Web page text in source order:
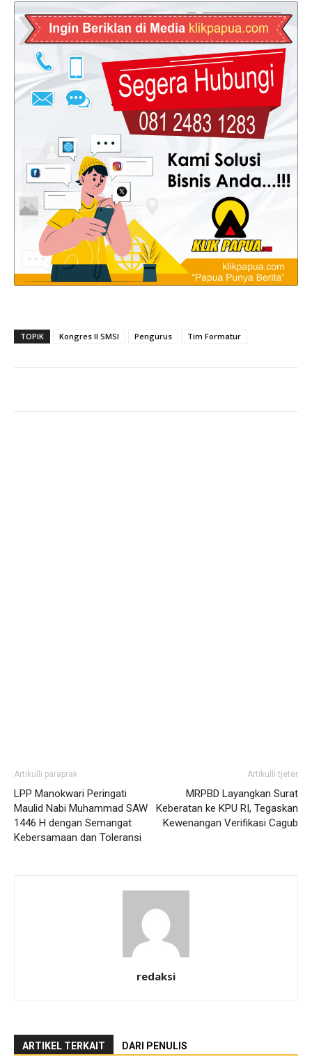
TOPIK Kongres II SMSI Pengurus Tim Formatur
Artikulli paraprak
LPP Manokwari Peringati
Maulid Nabi Muhammad SAW
1446 H dengan Semangat
Kebersamaan dan Toleransi
Artikulli tjetër
MRPBD Layangkan Surat
Keberatan ke KPU RI, Tegaskan
Kewenangan Verifikasi Cagub
redaksi
ARTIKEL TERKAIT DARI PENULIS